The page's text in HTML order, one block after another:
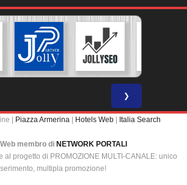
❯
| Piazza Armerina Hotels Web Italia Search
membro di NETWORK PORTALI
al progetto di PROMOZIONE MULTI-CANALE: unico
multipla promozione!